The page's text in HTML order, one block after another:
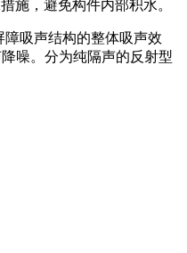
施，避免构件内部积水。
吸声结构的整体吸声效
噪。分为纯隔声的反射型